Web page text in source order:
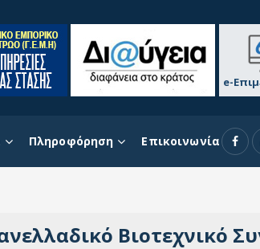
e-
Πληροφόρηση Επικοινωνία
Βιοτεχνικό